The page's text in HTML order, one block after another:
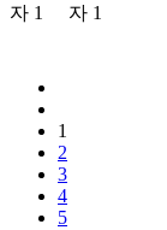
자 1
자 1
1
2
3
4
5